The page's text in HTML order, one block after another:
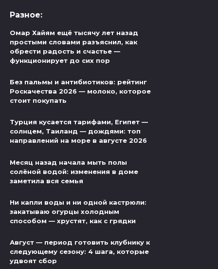
Разное:
Омар Хайям ещё тысячу лет назад
простыми словами разъяснил, как
обрести радость и счастье —
функционирует до сих пор
Без пальмы и антибиотиков: рейтинг
Роскачества 2026 — молоко, которое
стоит покупать
Турция кусается тарифами, Египет —
солнцем, Таиланд — дождями: топ
направлений на море в августе 2026
Месяц назад начала мыть полы
солёной водой: изменения в доме
заметила вся семья
Ни капли воды и ни одной кастрюли:
закатываю огурцы холодным
способом — хрустят, как с грядки
Август — период готовить клубнику к
следующему сезону: 4 шага, которые
удвоят сбор